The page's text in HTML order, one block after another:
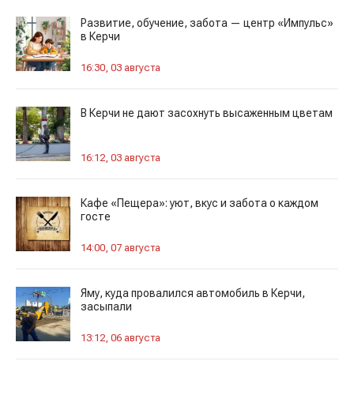
Развитие, обучение, забота — центр «Импульс»
в Керчи
16:30, 03 августа
В Керчи не дают засохнуть высаженным цветам
16:12, 03 августа
Кафе «Пещера»: уют, вкус и забота о каждом
госте
14:00, 07 августа
Яму, куда провалился автомобиль в Керчи,
засыпали
13:12, 06 августа